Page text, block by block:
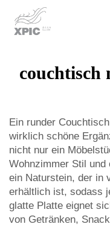
Ein runder
wirklich schöne
nicht nur ein
Wohnzimmer Stil
ein Naturstein, der in
erhältlich ist, sodass
glatte Platte eignet
von Getränken,